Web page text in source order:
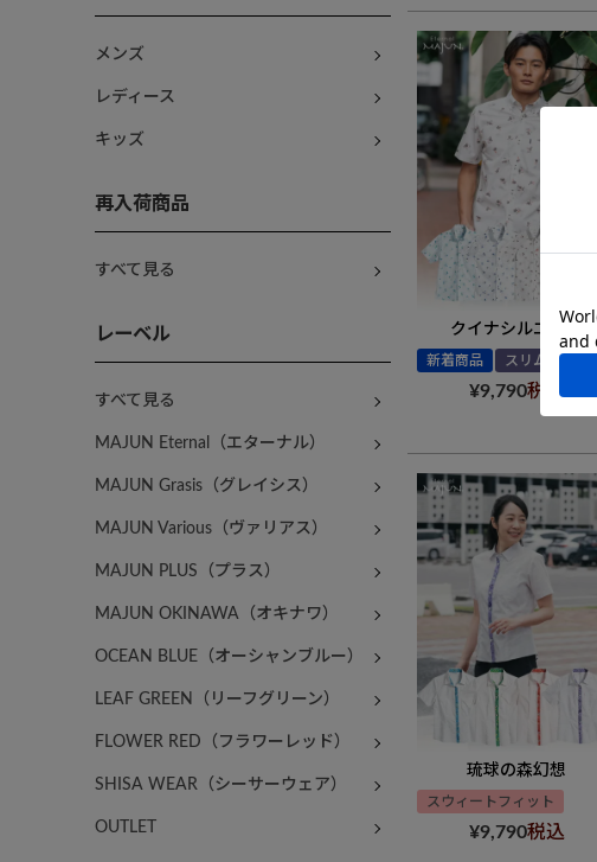
メンズ
レディース
キッズ
再入荷商品
すべて見る
レーベル
すべて見る
MAJUN Eternal（エターナル）
MAJUN Grasis（グレイシス）
MAJUN Various（ヴァリアス）
MAJUN PLUS（プラス）
MAJUN OKINAWA（オキナワ）
OCEAN BLUE（オーシャンブルー）
LEAF GREEN（リーフグリーン）
FLOWER RED（フラワーレッド）
SHISA WEAR（シーサーウェア）
OUTLET
クイナシルエット
新着商品 スリムフィット
¥9,790税込
琉球の森幻想
スウィートフィット
¥9,790税込